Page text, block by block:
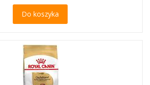
Do koszyka